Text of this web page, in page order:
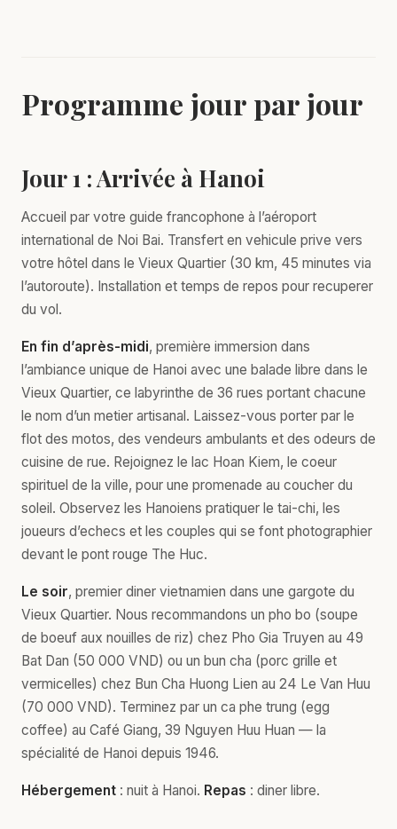
Programme jour par jour
Jour 1 : Arrivée à Hanoi
Accueil par votre guide francophone à l’aéroport
international de Noi Bai. Transfert en vehicule prive vers
votre hôtel dans le Vieux Quartier (30 km, 45 minutes via
l’autoroute). Installation et temps de repos pour recuperer
du vol.
En fin d’après-midi, première immersion dans
l’ambiance unique de Hanoi avec une balade libre dans le
Vieux Quartier, ce labyrinthe de 36 rues portant chacune
le nom d’un metier artisanal. Laissez-vous porter par le
flot des motos, des vendeurs ambulants et des odeurs de
cuisine de rue. Rejoignez le lac Hoan Kiem, le coeur
spirituel de la ville, pour une promenade au coucher du
soleil. Observez les Hanoiens pratiquer le tai-chi, les
joueurs d’echecs et les couples qui se font photographier
devant le pont rouge The Huc.
Le soir, premier diner vietnamien dans une gargote du
Vieux Quartier. Nous recommandons un pho bo (soupe
de boeuf aux nouilles de riz) chez Pho Gia Truyen au 49
Bat Dan (50 000 VND) ou un bun cha (porc grille et
vermicelles) chez Bun Cha Huong Lien au 24 Le Van Huu
(70 000 VND). Terminez par un ca phe trung (egg
coffee) au Café Giang, 39 Nguyen Huu Huan — la
spécialité de Hanoi depuis 1946.
Hébergement : nuit à Hanoi. Repas : diner libre.